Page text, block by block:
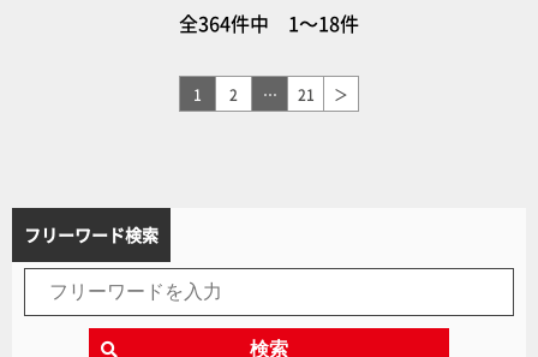
全364件中 1～18件
1 2 … 21 ＞
フリーワード検索
検索